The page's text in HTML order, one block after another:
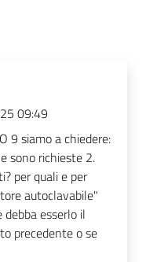
09:49
9 siamo a chiedere:
sono richieste 2.
per quali e per
autoclavabile"
esserlo il
precedente o se